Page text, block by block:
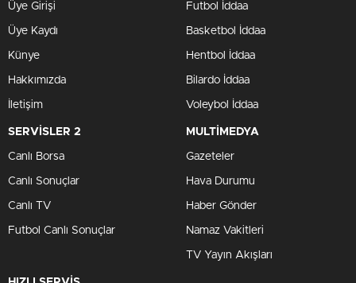
Üye Girişi
Üye Kaydı
Künye
Hakkımızda
İletişim
Futbol İddaa
Basketbol İddaa
Hentbol İddaa
Bilardo İddaa
Voleybol İddaa
SERVİSLER 2
Canlı Borsa
Canlı Sonuçlar
Canlı TV
Futbol Canlı Sonuçlar
MULTİMEDYA
Gazeteler
Hava Durumu
Haber Gönder
Namaz Vakitleri
TV Yayın Akışları